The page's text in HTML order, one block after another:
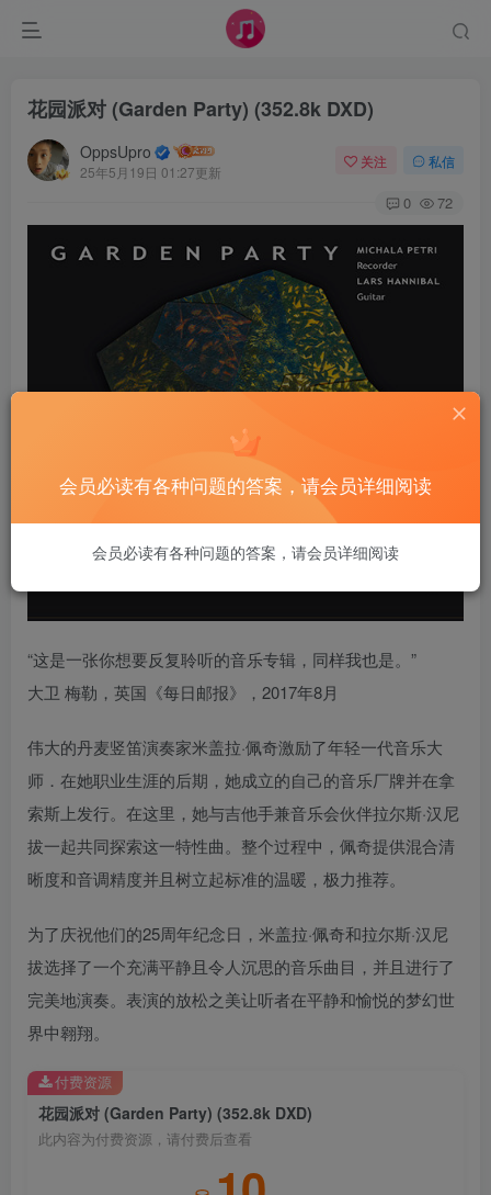
花园派对 (Garden Party) (352.8k DXD)
OppsUpro
25年5月19日 01:27更新
关注 私信
0 72
“这是一张你想要反复聆听的音乐专辑，同样我也是。”
大卫 梅勒，英国《每日邮报》，2017年8月
伟大的丹麦竖笛演奏家米盖拉·佩奇激励了年轻一代音乐大
师．在她职业生涯的后期，她成立的自己的音乐厂牌并在拿
索斯上发行。在这里，她与吉他手兼音乐会伙伴拉尔斯·汉尼
拔一起共同探索这一特性曲。整个过程中，佩奇提供混合清
晰度和音调精度并且树立起标准的温暖，极力推荐。
为了庆祝他们的25周年纪念日，米盖拉·佩奇和拉尔斯·汉尼
拔选择了一个充满平静且令人沉思的音乐曲目，并且进行了
完美地演奏。表演的放松之美让听者在平静和愉悦的梦幻世
界中翱翔。
花园派对 (Garden Party) (352.8k DXD)
此内容为付费资源，请付费后查看
付费资源
会员必读有各种问题的答案，请会员详细阅读
会员必读有各种问题的答案，请会员详细阅读